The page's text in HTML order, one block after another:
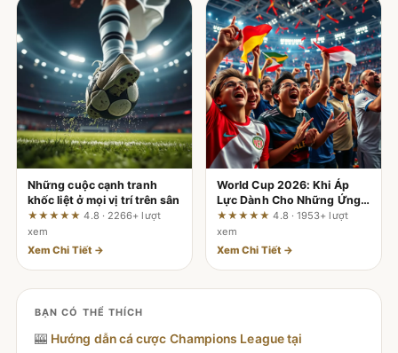
Những cuộc cạnh tranh
khốc liệt ở mọi vị trí trên sân
★★★★★4.8 · 2266+ lượt
xem
Xem Chi Tiết →
World Cup 2026: Khi Áp
Lực Dành Cho Những Ứng
Viên Vô Địch
★★★★★4.8 · 1953+ lượt
xem
Xem Chi Tiết →
BẠN CÓ THỂ THÍCH
🎰 Hướng dẫn cá cược Champions League tại